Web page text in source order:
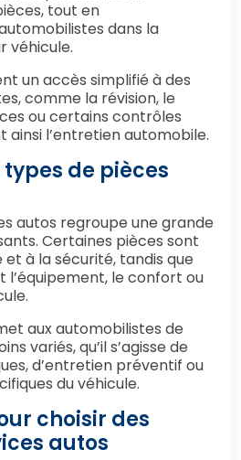
tout en
dans la
véhicule.
un accès simplifié à des
comme la révision, le
ou certains contrôles
ainsi l’entretien automobile.
de pièces
autos regroupe une grande
Certaines pièces sont
et à la sécurité, tandis que
l’équipement, le confort ou
aux automobilistes de
variés, qu’il s’agisse de
d’entretien préventif ou
du véhicule.
choisir des
autos